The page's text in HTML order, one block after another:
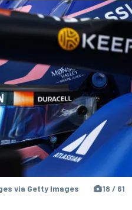
via Getty Images 18 / 61